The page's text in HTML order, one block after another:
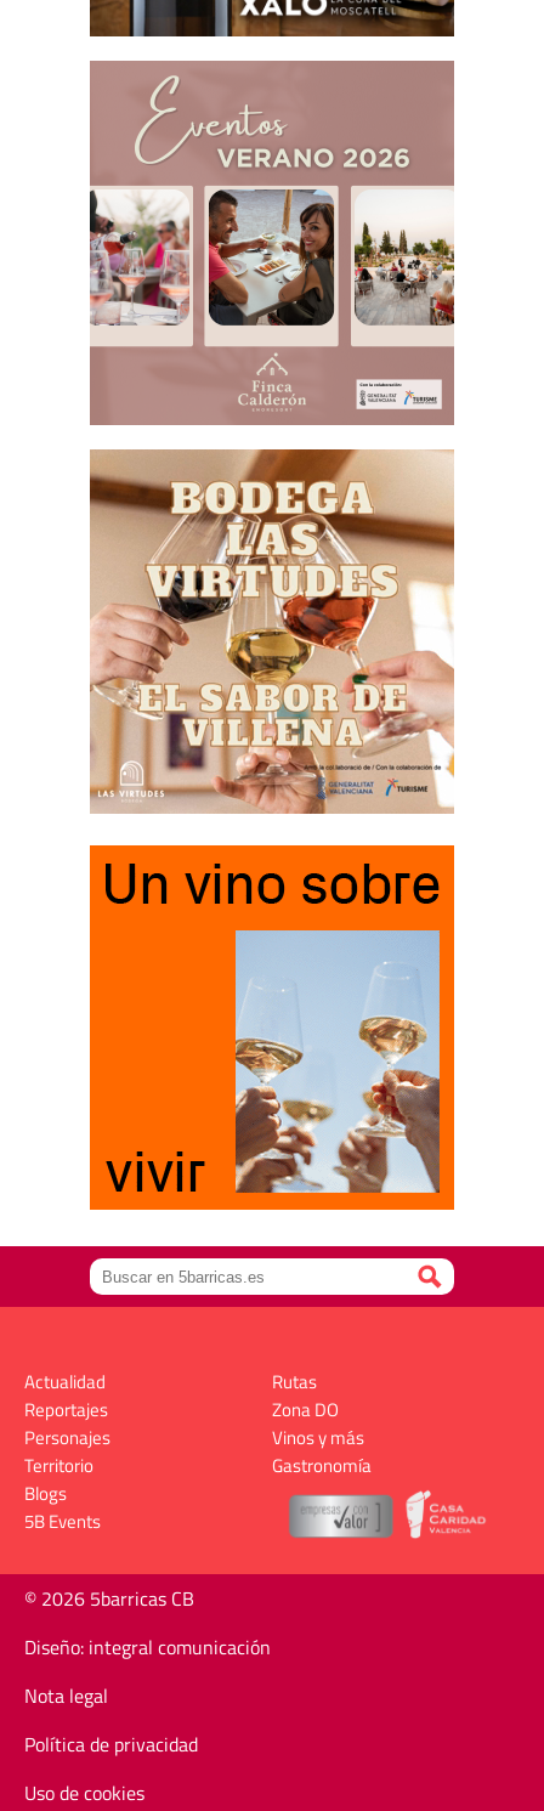
Actualidad
Reportajes
Personajes
Territorio
Rutas
Zona DO
Vinos y más
Gastronomía
Blogs
5B Events
© 2026 5barricas CB
Diseño: integral comunicación
Nota legal
Política de privacidad
Uso de cookies